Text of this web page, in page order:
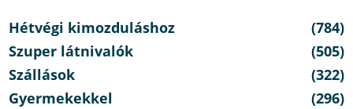
Hétvégi kimozduláshoz
(784)
Szuper látnivalók
(505)
Szállások
(322)
Gyermekekkel
(296)